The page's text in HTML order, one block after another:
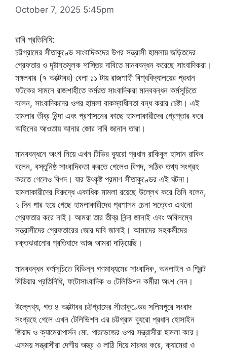
October 7, 2025 5:45pm
রাবি প্রতিনিধি:
চট্টগ্রামের সীতাকুণ্ডে সাংবাদিকদের উপর সন্ত্রাসী হামলায় জড়িতদের
গ্রেফতার ও দৃষ্টান্তমূলক শাস্তির দাবিতে মানববন্ধন করেছে সাংবাদিকরা।
মঙ্গলবার (৭ অক্টোবর) বেলা ১১ টায় রাজশাহী বিশ্ববিদ্যালয়ের প্রধান
ফটকের সামনে রাজশাহীতে কর্মরত সাংবাদিকরা মানববন্ধন কর্মসূচিতে
বলেন, সাংবাদিকদের ওপর হামলা বাকস্বাধীনতা বন্ধ করার চেষ্টা। এই
হামলার তীব্র নিন্দা এবং প্রশাসনের কাছে হামলাকারীদের গ্রেপ্তার করে
আইনের আওতায় আনার জোর দাবি জানান তারা।
মানববন্ধনে অংশ নিয়ে এখন টিভির ব্যুরো প্রধান রাকিবুল হাসান রাকিব
বলেন, বস্তুনিষ্ঠ সাংবাদিকতা করতে গেলেও বিপদ, সঠিক তথ্য সংগ্রহ
করতে গেলেও বিপদ। যার উৎকৃষ্ট প্রমাণ সীতাকুণ্ডের এই ঘটনা।
হামলাকারীদের বিরুদ্ধে একাধিক মামলা রয়েছে উল্লেখ করে তিনি বলেন,
২ দিন পার হয়ে গেছে হামলাকারীদের প্রশাসন চেনা সত্বেও এখনো
গ্রেফতার করে নাই। আমরা তার তীব্র নিন্দা জানাই এবং অবিলম্বে
সন্ত্রাসীদের গ্রেফতারের জোর দাবি জানাই। আমাদের সহকর্মীদের
রক্তঝরানোর প্রতিবাদে আজ আমরা দাড়িয়েছি।
মানববন্ধন কর্মসূচিতে বিভিন্ন গণমাধ্যমের সাংবাদিক, অনলাইন ও প্রিন্ট
মিডিয়ার প্রতিনিধি, ফটোসাংবাদিক ও টেলিভিশন কর্মীরা অংশ নেন।
উল্লেখ্য, গত ৪ অক্টোবর চট্টগ্রামের সীতাকুণ্ডের সলিমপুরে সংবাদ
সংগ্রহে গেলে এখন টেলিভিশন এর চট্টগ্রাম ব্যুরো প্রধান হোসাইন
জিয়াদ ও ক্যামেরাপার্সন মো. পারভেজের ওপর সন্ত্রাসীরা হামলা করে।
এসময় সন্ত্রাসীরা দেশীয় অস্ত্র ও লাঠি দিয়ে মারধর করে, ক্যামেরা ও